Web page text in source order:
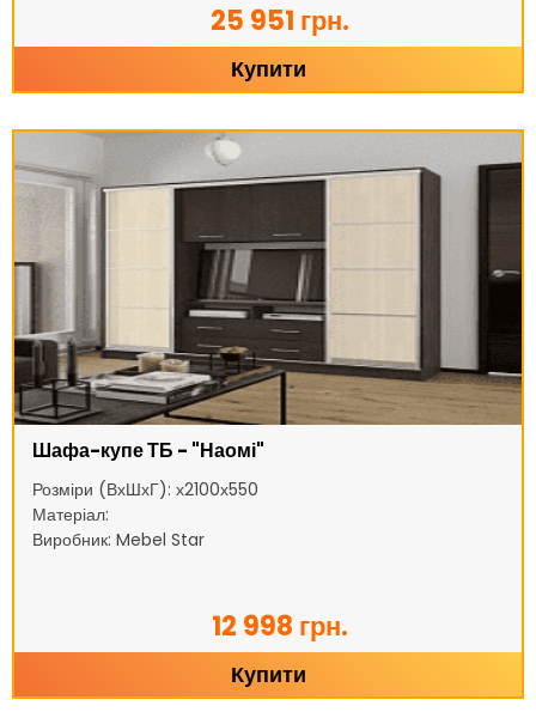
25 951 грн.
Купити
Шафа-купе ТБ - "Наомі"
Розміри (ВхШхГ): х2100х550
Матеріал:
Виробник: Mebel Star
12 998 грн.
Купити